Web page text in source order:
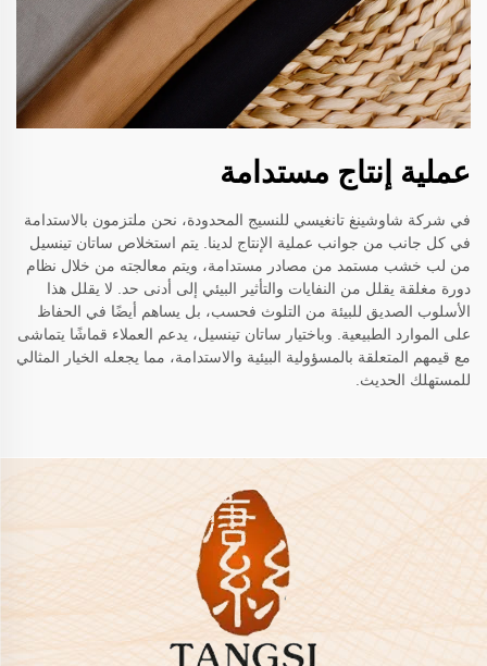
عملية إنتاج مستدامة
في شركة شاوشينغ تانغيسي للنسيج المحدودة، نحن ملتزمون بالاستدامة
في كل جانب من جوانب عملية الإنتاج لدينا. يتم استخلاص ساتان تينسيل
من لب خشب مستمد من مصادر مستدامة، ويتم معالجته من خلال نظام
دورة مغلقة يقلل من النفايات والتأثير البيئي إلى أدنى حد. لا يقلل هذا
الأسلوب الصديق للبيئة من التلوث فحسب، بل يساهم أيضًا في الحفاظ
على الموارد الطبيعية. وباختيار ساتان تينسيل، يدعم العملاء قماشًا يتماشى
مع قيمهم المتعلقة بالمسؤولية البيئية والاستدامة، مما يجعله الخيار المثالي
للمستهلك الحديث.